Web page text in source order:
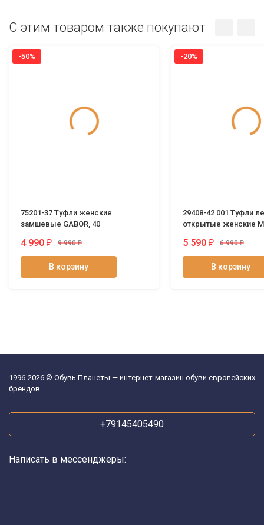
C этим товаром также покупают
-50%
75201-37 Туфли женские
замшевые GABOR, 40
4 990 ₽ 9 990₽
В корзину
-20%
29408-42 001 Туфли
открытые женские
5 590 ₽ 6 990₽
В корзину
1996-2026 © Обувь Планеты — интернет-магазин обуви европейских
брендов
+79145405490
Написать в мессенджеры: